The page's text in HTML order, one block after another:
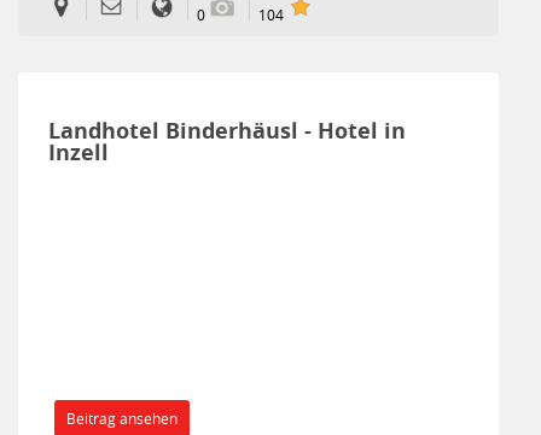
0 104
Landhotel Binderhäusl - Hotel in
Inzell
Beitrag ansehen